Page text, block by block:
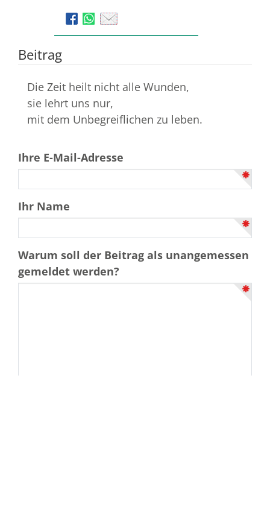
Beitrag
Die Zeit heilt nicht alle Wunden,
sie lehrt uns nur,
mit dem Unbegreiflichen zu leben.
Ihre E-Mail-Adresse
Ihr Name
Warum soll der Beitrag als unangemessen
gemeldet werden?